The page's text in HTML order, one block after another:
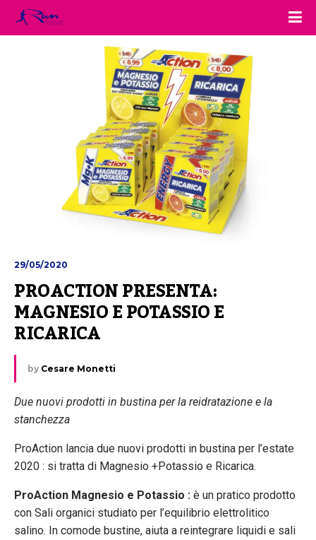
29/05/2020
PROACTION PRESENTA:
MAGNESIO E POTASSIO E
RICARICA
by Cesare Monetti
Due nuovi prodotti in bustina per la reidratazione e la
stanchezza
ProAction lancia due nuovi prodotti in bustina per l’estate
2020 : si tratta di Magnesio +Potassio e Ricarica.
ProAction Magnesio e Potassio : è un pratico prodotto
con Sali organici studiato per l’equilibrio elettrolitico
salino. In comode bustine, aiuta a reintegrare liquidi e sali